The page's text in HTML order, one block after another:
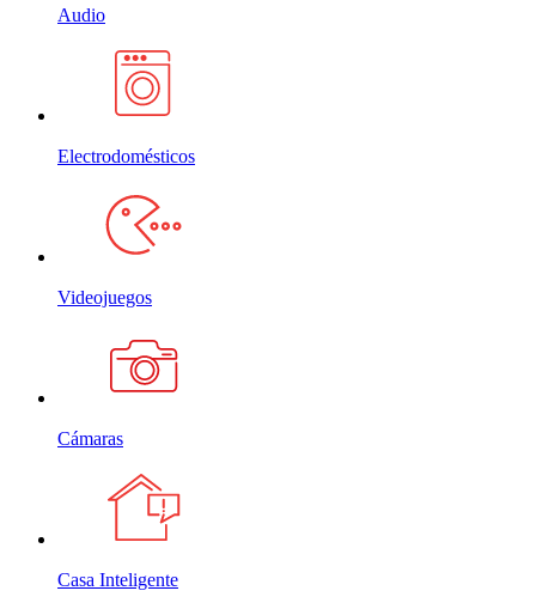
Audio
Electrodomésticos
Videojuegos
Cámaras
Casa Inteligente